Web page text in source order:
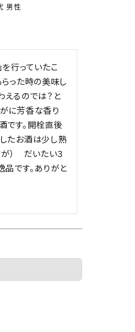
男性
行っていたこ
った時の美味し
えるのでは？と
に芳香な香り
です。開栓直後
たお酒は少し熟
）　だいたい３
です。ありがと